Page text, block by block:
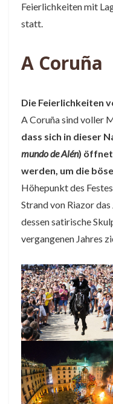
Feierlichkeiten mit
statt.
A Coruña
Die Feierlichkeiten
A Coruña sind voller
dass sich in dieser
mundo de Alén) öffnet
werden, um die
Höhepunkt des
Strand von Riazor
dessen satirische
vergangenen Jahres